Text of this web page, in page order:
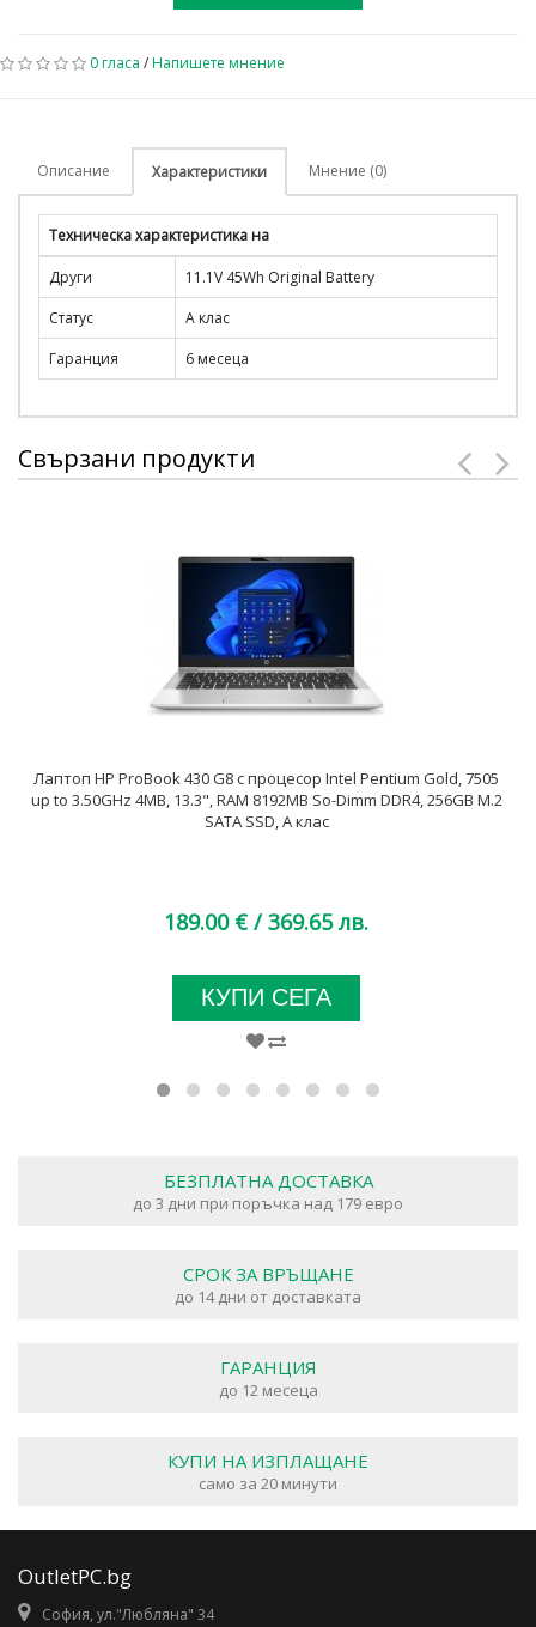
0 гласа /Напишете мнение
Описание Характеристики Мнение (0)
Техническа характеристика на
Други
11.1V 45Wh Original Battery
Статус
A клас
Гаранция
6 месеца
Свързани продукти
Лаптоп HP ProBook 430 G8 с процесор Intel Pentium Gold, 7505
up to 3.50GHz 4MB, 13.3", RAM 8192MB So-Dimm DDR4, 256GB M.2
SATA SSD, A клас
189.00 € / 369.65 лв.
КУПИ СЕГА
БЕЗПЛАТНА ДОСТАВКА
до 3 дни при поръчка над 179 евро
СРОК ЗА ВРЪЩАНЕ
до 14 дни от доставката
ГАРАНЦИЯ
до 12 месеца
КУПИ НА ИЗПЛАЩАНЕ
само за 20 минути
OutletPC.bg
София, ул."Любляна" 34